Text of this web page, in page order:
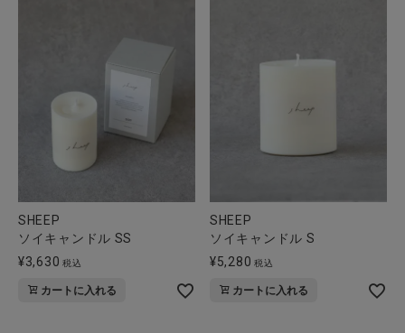
SHEEP
ソイキャンドル SS
¥3,630 税込
カートに入れる
SHEEP
ソイキャンドル S
¥5,280 税込
カートに入れる